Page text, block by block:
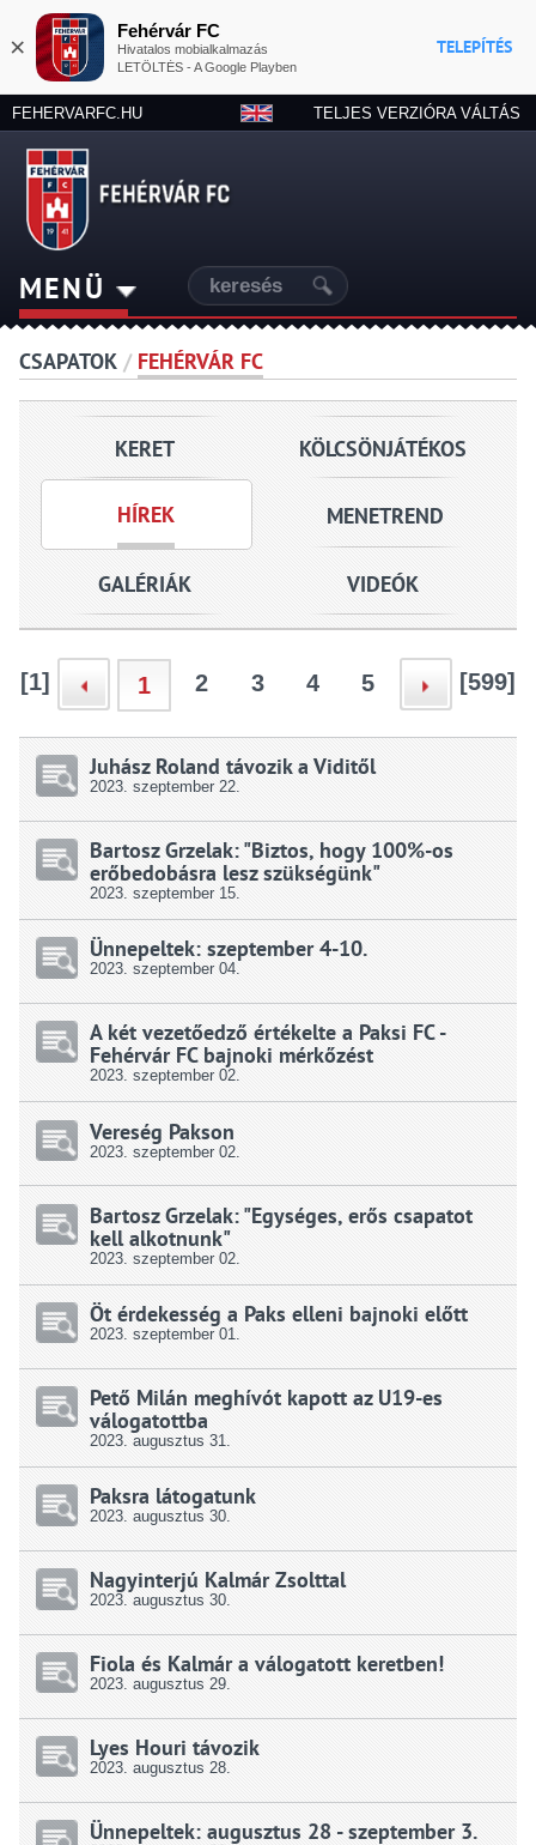
×
Fehérvár FC
Hivatalos mobialkalmazás
LETÖLTÉS - A Google Playben
TELEPÍTÉS
FEHERVARFC.HU TELJES VERZIÓRA VÁLTÁS
MENÜ
CSAPATOK / FEHÉRVÁR FC
KERET KÖLCSÖNJÁTÉKOS
HÍREK MENETREND
GALÉRIÁK VIDEÓK
[1] 1 2 3 4 5 [599]
Juhász Roland távozik a Viditől
2023. szeptember22.
Bartosz Grzelak: "Biztos, hogy 100%-os
erőbedobásra lesz szükségünk"
2023. szeptember15.
Ünnepeltek: szeptember 4-10.
2023. szeptember04.
A két vezetőedző értékelte a Paksi FC -
Fehérvár FC bajnoki mérkőzést
2023. szeptember02.
Vereség Pakson
2023. szeptember02.
Bartosz Grzelak: "Egységes, erős csapatot
kell alkotnunk"
2023. szeptember02.
Öt érdekesség a Paks elleni bajnoki előtt
2023. szeptember01.
Pető Milán meghívót kapott az U19-es
válogatottba
2023. augusztus 31.
Paksra látogatunk
2023. augusztus 30.
Nagyinterjú Kalmár Zsolttal
2023. augusztus 30.
Fiola és Kalmár a válogatott keretben!
2023. augusztus 29.
Lyes Houri távozik
2023. augusztus 28.
Ünnepeltek: augusztus 28 - szeptember 3.